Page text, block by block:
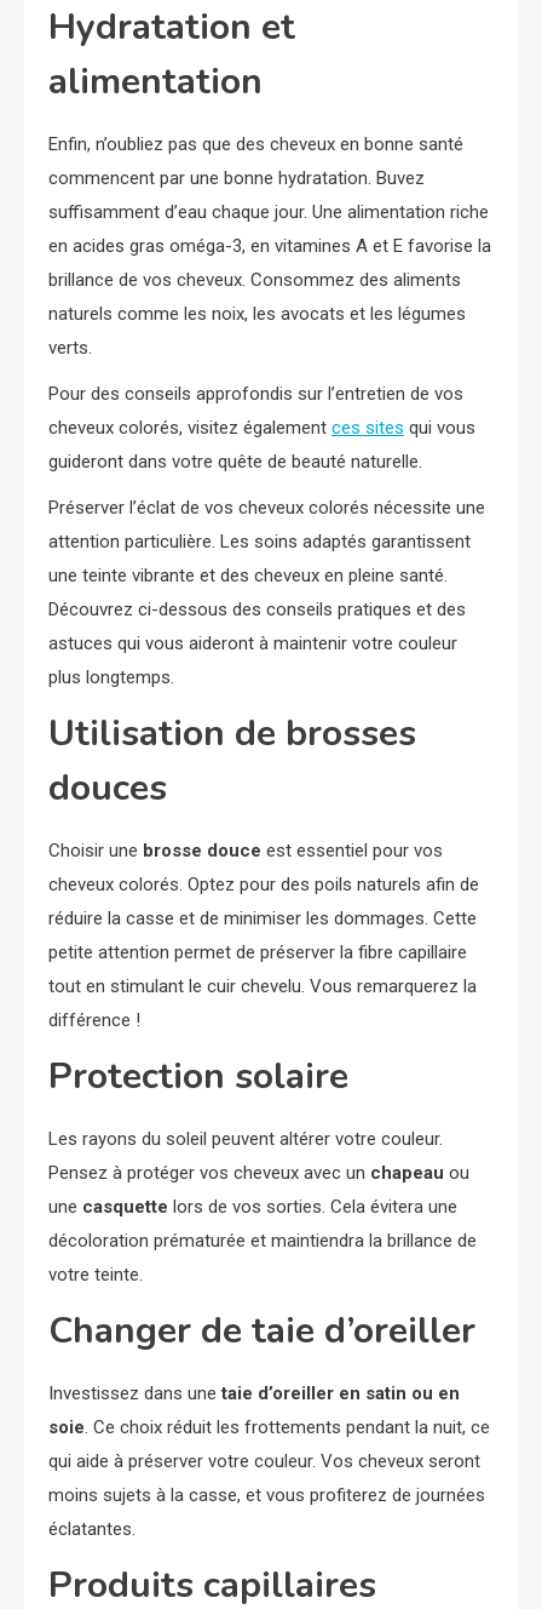
Hydratation et
alimentation
Enfin, n’oubliez pas que des cheveux en bonne santé
commencent par une bonne hydratation. Buvez
suffisamment d’eau chaque jour. Une alimentation riche
en acides gras oméga-3, en vitamines A et E favorise la
brillance de vos cheveux. Consommez des aliments
naturels comme les noix, les avocats et les légumes
verts.
Pour des conseils approfondis sur l’entretien de vos
cheveux colorés, visitez également ces sites qui vous
guideront dans votre quête de beauté naturelle.
Préserver l’éclat de vos cheveux colorés nécessite une
attention particulière. Les soins adaptés garantissent
une teinte vibrante et des cheveux en pleine santé.
Découvrez ci-dessous des conseils pratiques et des
astuces qui vous aideront à maintenir votre couleur
plus longtemps.
Utilisation de brosses
douces
Choisir une brosse douce est essentiel pour vos
cheveux colorés. Optez pour des poils naturels afin de
réduire la casse et de minimiser les dommages. Cette
petite attention permet de préserver la fibre capillaire
tout en stimulant le cuir chevelu. Vous remarquerez la
différence !
Protection solaire
Les rayons du soleil peuvent altérer votre couleur.
Pensez à protéger vos cheveux avec un chapeau ou
une casquette lors de vos sorties. Cela évitera une
décoloration prématurée et maintiendra la brillance de
votre teinte.
Changer de taie d’oreiller
Investissez dans unetaie d’oreiller en satin ou en
soie . Ce choix réduit les frottements pendant la nuit, ce
qui aide à préserver votre couleur. Vos cheveux seront
moins sujets à la casse, et vous profiterez de journées
éclatantes.
Produits capillaires